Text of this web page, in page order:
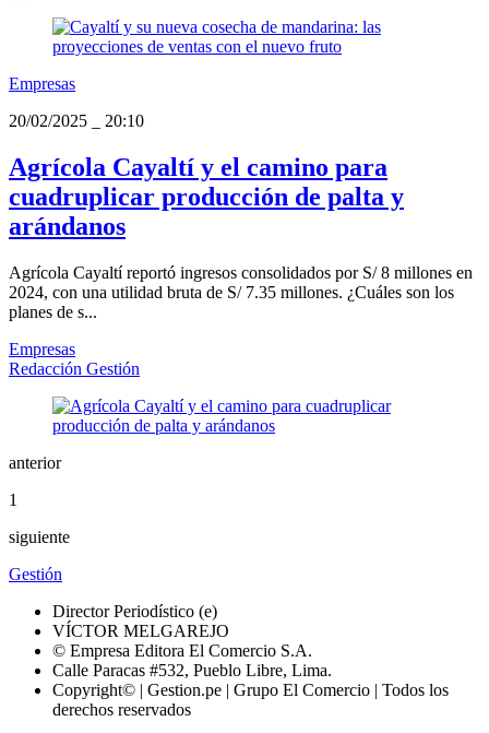
Empresas
20/02/2025
20:10
Agrícola Cayaltí y el camino para
cuadruplicar producción de palta y
arándanos
Agrícola Cayaltí reportó ingresos consolidados por S/ 8 millones en
2024, con una utilidad bruta de S/ 7.35 millones. ¿Cuáles son los
planes de s...
Empresas
Redacción Gestión
anterior
1
siguiente
Gestión
Director Periodístico (e)
VÍCTOR MELGAREJO
© Empresa Editora El Comercio S.A.
Calle Paracas #532, Pueblo Libre, Lima.
Copyright© | Gestion.pe | Grupo El Comercio | Todos los
derechos reservados